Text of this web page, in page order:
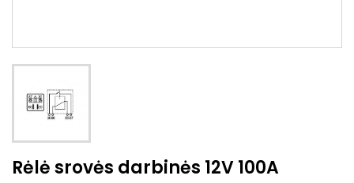
Rėlė srovės darbinės 12V 100A